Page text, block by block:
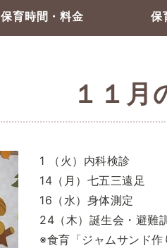
保育時間・料金 保
１１月
1 （火）内科検診
14（月）七五三遠足
16（水）身体測定
24（木）誕生会・避難
※食育「ジャムサンド作